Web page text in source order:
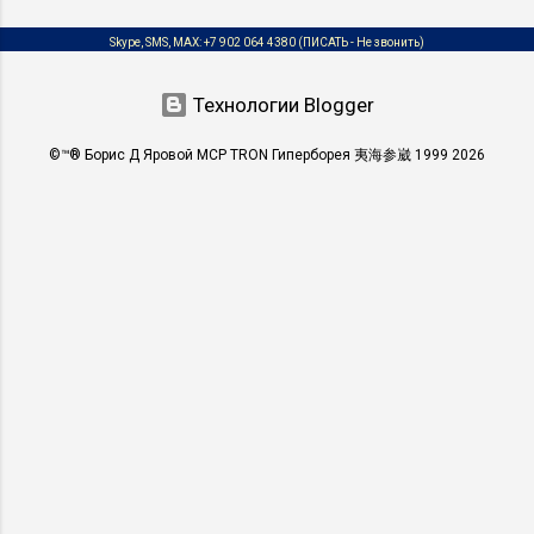
Skype, SMS, MAX:+7 902 064 4380 (ПИСАТЬ - Не звонить)
Технологии Blogger
©™® Борис Д Яровой MCP TRON Гиперборея 夷海参崴 1999 2026